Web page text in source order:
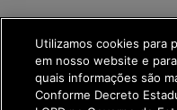
Executiva de
Transformação Digital
get_footer();
Utilizamos cookies para
em nosso website e
quais informações são
Conforme Decreto